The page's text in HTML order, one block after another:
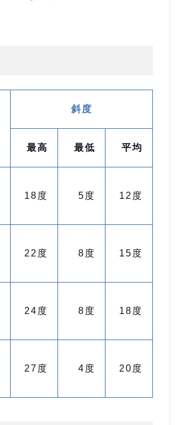
斜度
最高 最低 平均
18度 5度 12度
22度 8度 15度
24度 8度 18度
27度 4度 20度